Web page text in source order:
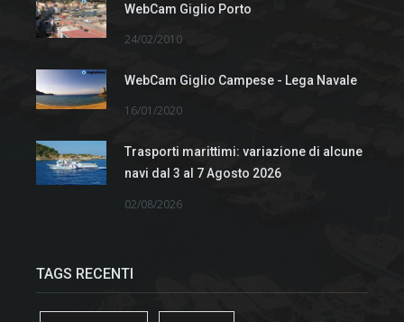
WebCam Giglio Porto
24/02/2010
WebCam Giglio Campese - Lega Navale
16/01/2020
Trasporti marittimi: variazione di alcune
navi dal 3 al 7 Agosto 2026
02/08/2026
TAGS RECENTI